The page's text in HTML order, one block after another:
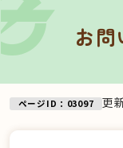
お
ページID：03097 更